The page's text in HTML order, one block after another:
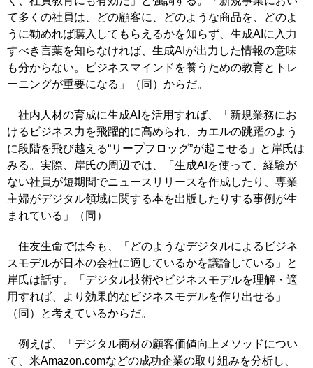
て多くの社員は、どの顧客に、どのような商品を、どのよ
うに勧めれば購入してもらえるかを知らず、生成AIに入力
すべき言葉を知らなければ、生成AIが出力した情報の意味
も分からない。ビジネスマインドを養うための教育とトレ
ーニングが重要になる」（同）からだ。
社内人材の育成に生成AIを活用すれば、「新規業務にお
けるビジネス力を飛躍的に高められ、カエルの跳躍のよう
に段階を飛び越える“リープフロッグ”が起こせる」と岸氏は
みる。実際、岸氏の周辺では、「生成AIを使って、経験が
ない社員が短期間でニュースリリースを作成したり、専業
主婦がデジタル領域に関する本を出版したりする事例が生
まれている」（同）
住友生命では今も、「どのようなデジタルによるビジネ
スモデルが日本の会社に適しているかを議論している」と
岸氏は話す。「デジタル技術やビジネスモデルを理解・適
用すれば、より効果的なビジネスモデルを作り出せる」
（同）と考えているからだ。
例えば、「デジタル商材の顧客価値向上メソッドについ
て、米Amazon.comなどの成功企業の取り組みを分析し、